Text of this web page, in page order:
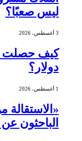
ليس صعبًا؟
3 أغسطس، 2026
دولار؟
1 أغسطس، 2026
«الاستقالة
الباحثون